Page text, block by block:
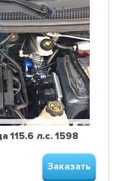
115.6 л.с. 1598
Заказать